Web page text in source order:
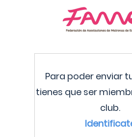
Para poder enviar
tienes que ser
club.